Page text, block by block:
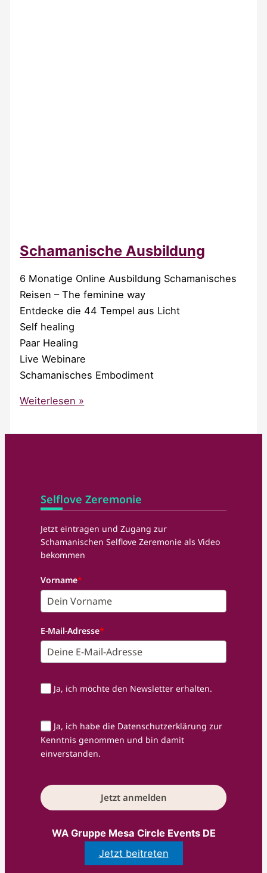
Schamanische Ausbildung
6 Monatige Online Ausbildung Schamanisches
Reisen – The feminine way
Entdecke die 44 Tempel aus Licht
Self healing
Paar Healing
Live Webinare
Schamanisches Embodiment
Schamanische
Weiterlesen »
Selflove Zeremonie
Jetzt eintragen und Zugang zur
Schamanischen Selflove Zeremonie als Video
bekommen
Vorname*
E-Mail-Adresse*
Ja, ich möchte den Newsletter erhalten.
Ja, ich habe die Datenschutzerklärung zur
Kenntnis genommen und bin damit
einverstanden.
Jetzt anmelden
WA Gruppe Mesa Circle Events DE
Jetzt beitreten